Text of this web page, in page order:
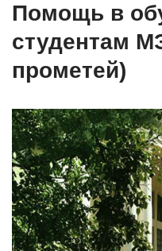
Помощь в
студентам
прометей)